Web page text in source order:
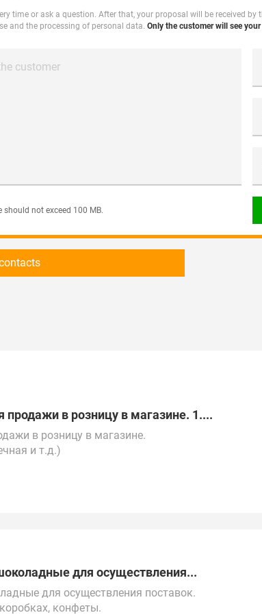
time or ask a question. After that, your proposal will be received
and the processing of personal data. Only the customer will see
customer
not exceed 100 MB.
продажи в розницу в магазине. 1....
в розницу в магазине.
и т.д.)
WhatsApp.
Беларусь, Казахстан.
для осуществления...
для осуществления поставок.
конфеты.